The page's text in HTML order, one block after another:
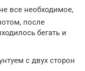
все необходимое,
после
бегать и
с двух сторон